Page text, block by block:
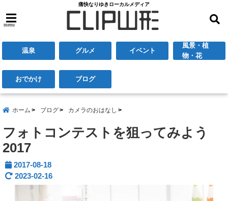
痛快なりゆきローカルメディア
menu
温泉 グルメ イベント
風景・植
物・花
おでかけ ブログ
ホーム ブログ カメラのおはなし
フォトコンテストを狙ってみよう
2017
2017-08-18
2023-02-16